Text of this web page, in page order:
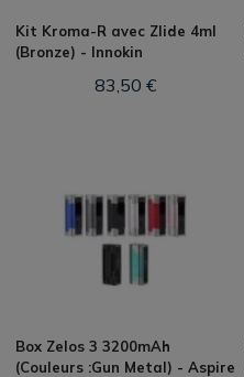
Kit Kroma-R avec Zlide 4ml
(Bronze) - Innokin
83,50 €
Box Zelos 3 3200mAh
(Couleurs :Gun Metal) - Aspire